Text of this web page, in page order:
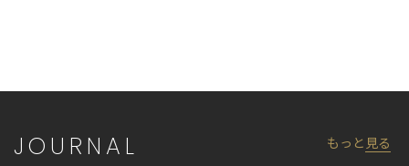
※照明・光の加減、PCやスマートフォンなどの環境により、製品
※画像はサンプルのため、色味やサイズ等の仕様が変更になる場
合がございます。
JOURNAL もっと 見る